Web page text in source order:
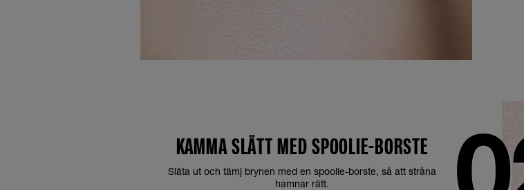
KAMMA SLÄTT MED SPOOLIE-BORSTE
Släta ut och tämj brynen med en spoolie-borste, så att stråna
hamnar rätt.